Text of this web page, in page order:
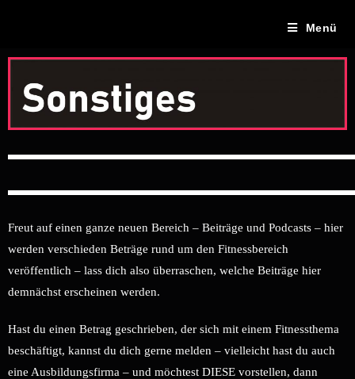
Menü
Freut auf einen ganze neuen Bereich – Beiträge und Podcasts – hier
werden verschieden Beträge rund um den Fitnessbereich
veröffentlich – lass dich also überraschen, welche Beiträge hier
demnächst erscheinen werden.
Hast du einen Betrag geschrieben, der sich mit einem Fitnessthema
beschäftigt, kannst du dich gerne melden – vielleicht hast du auch
eine Ausbildungsfirma – und möchtest DIESE vorstellen, dann